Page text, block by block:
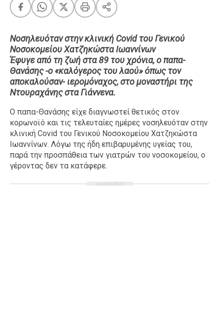
A-List LGBTQI+
LIFE
Food
Body+Mind
Ταξίδια
Style
Σπίτι
Family
Σχέσεις
Νοσηλευόταν στην κλινική Covid του Γενικού
Νοσοκομείου Χατζηκώστα Ιωαννίνων
Έφυγε από τη ζωή στα 89 του χρόνια, ο παπα-
Θανάσης -ο «καλόγερος του λαού» όπως τον
αποκαλούσαν- ιερομόναχος, στο μοναστήρι της
Ντουραχάνης στα Γιάννενα.
Ο παπα-Θανάσης είχε διαγνωστεί θετικός στον
κορωνοϊό και τις τελευταίες ημέρες νοσηλευόταν στην
κλινική Covid του Γενικού Νοσοκομείου Χατζηκώστα
Ιωαννίνων. Λόγω της ήδη επιβαρυμένης υγείας του,
παρά την προσπάθεια των γιατρών του νοσοκομείου, ο
γέροντας δεν τα κατάφερε.
ΔΙΑΦΗΜΙΣΗ